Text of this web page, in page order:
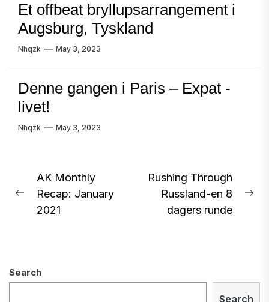
Et offbeat bryllupsarrangement i
Augsburg, Tyskland
Nhqzk May 3, 2023
Denne gangen i Paris – Expat -
livet!
Nhqzk May 3, 2023
Post
navigation
Previous
post:
AK Monthly
Recap: January
2021
Rushing Through
Russland-en 8
dagers runde
Search
Search